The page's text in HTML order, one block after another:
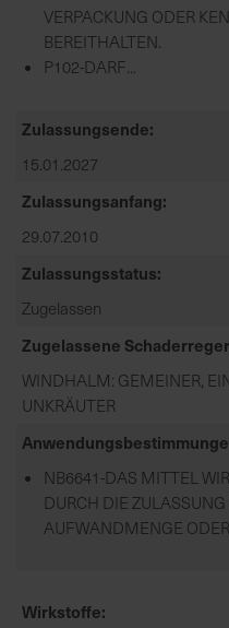
VERPACKUNG ODER
BEREITHALTEN.
P102-DARF...
Zulassungsende
15.01.2027
Zulassungsanfang
29.07.2010
Zulassungsstatus
Zugelassen
Zugelassene Schaderreger
WINDHALM: GEMEINER,
UNKRÄUTER
NB6641-DAS MITTEL
DURCH DIE
AUFWANDMENGE ODER
Wirkstoffe